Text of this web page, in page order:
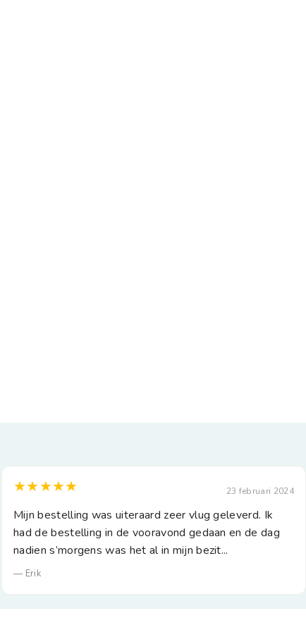
★★★★★ 23 februari 2024
Mijn bestelling was uiteraard zeer vlug geleverd. Ik
had de bestelling in de vooravond gedaan en de dag
nadien s’morgens was het al in mijn bezit...
— Erik